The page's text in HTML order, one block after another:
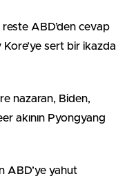
ABD’den cevap
sert bir ikazda
nazaran, Biden,
akının Pyongyang
ABD’ye yahut